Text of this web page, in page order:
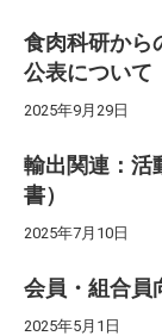
食肉科研から
公表について
2025年9月29日
輸出関連：活
書）
2025年7月10日
会員・組合員
2025年5月1日